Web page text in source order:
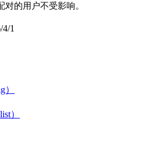
的用户不受影响。
1
）